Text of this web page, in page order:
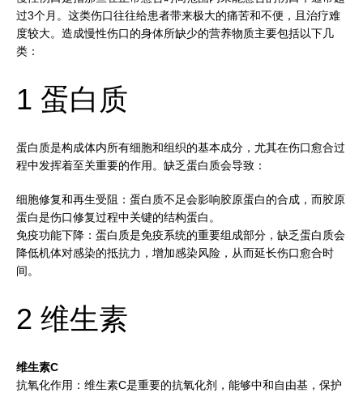
过3个月。这类伤口往往给患者带来极大的痛苦和不便，且治疗难
度较大。造成慢性伤口的身体所缺少的营养物质主要包括以下几
类：
1 蛋白质
蛋白质是构成体内所有细胞和组织的基本成分，尤其在伤口愈合过
程中发挥着至关重要的作用。缺乏蛋白质会导致：
细胞修复和再生受阻：蛋白质不足会影响胶原蛋白的合成，而胶原
蛋白是伤口修复过程中关键的结构蛋白。
免疫功能下降：蛋白质是免疫系统的重要组成部分，缺乏蛋白质会
降低机体对感染的抵抗力，增加感染风险，从而延长伤口愈合时
间。
2 维生素
维生素C
抗氧化作用：维生素C是重要的抗氧化剂，能够中和自由基，保护